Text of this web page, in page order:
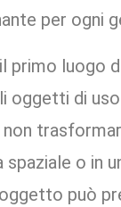
per ogni
primo luogo
oggetti di
non
spaziale o in
può